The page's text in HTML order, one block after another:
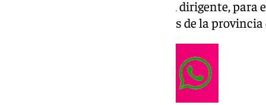
definitivamente», ha indicado el dirigente,
«las necesidades las necesidades de la